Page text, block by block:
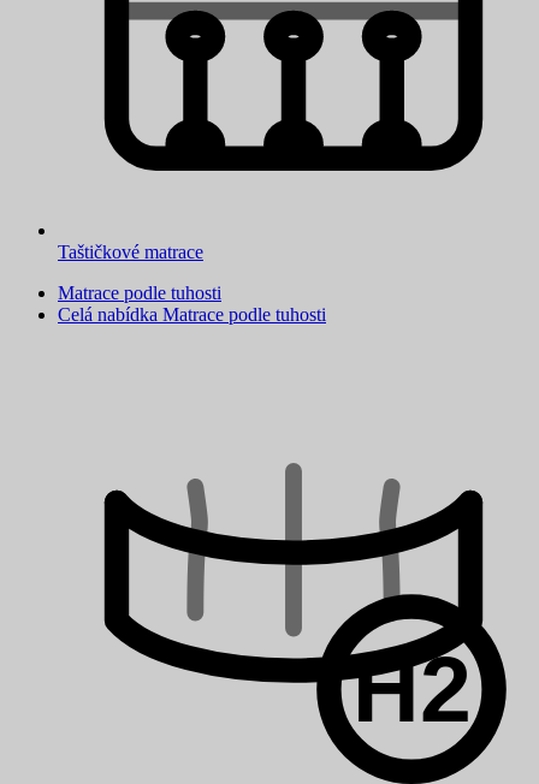
Taštičkové matrace
Matrace podle tuhosti
Celá nabídka Matrace podle tuhosti